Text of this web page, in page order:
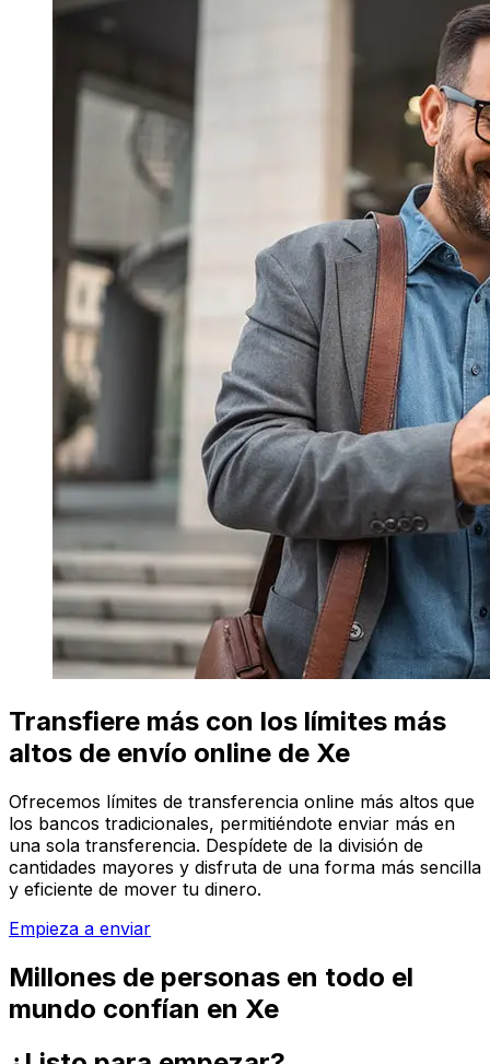
Transfiere más con los límites más
altos de envío online de Xe
Ofrecemos límites de transferencia online más altos que
los bancos tradicionales, permitiéndote enviar más en
una sola transferencia. Despídete de la división de
cantidades mayores y disfruta de una forma más sencilla
y eficiente de mover tu dinero.
Empieza a enviar
Millones de personas en todo el
mundo confían en Xe